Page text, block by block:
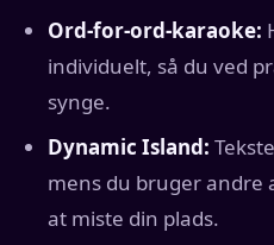
Ord-for-ord-karaoke:
individuelt, så du ved
synge.
Dynamic Island:
mens du bruger andre
at miste din plads.